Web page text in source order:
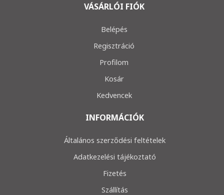
VÁSÁRLÓI FIÓK
Belépés
Regisztráció
Profilom
Kosár
Kedvencek
INFORMÁCIÓK
Általános szerződési feltételek
Adatkezelési tájékoztató
Fizetés
Szállítás